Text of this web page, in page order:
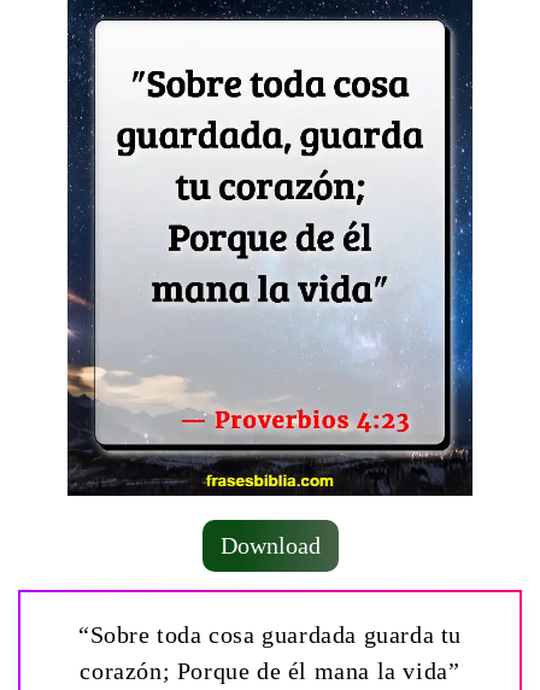
Download
“Sobre toda cosa guardada guarda tu
corazón; Porque de él mana la vida”